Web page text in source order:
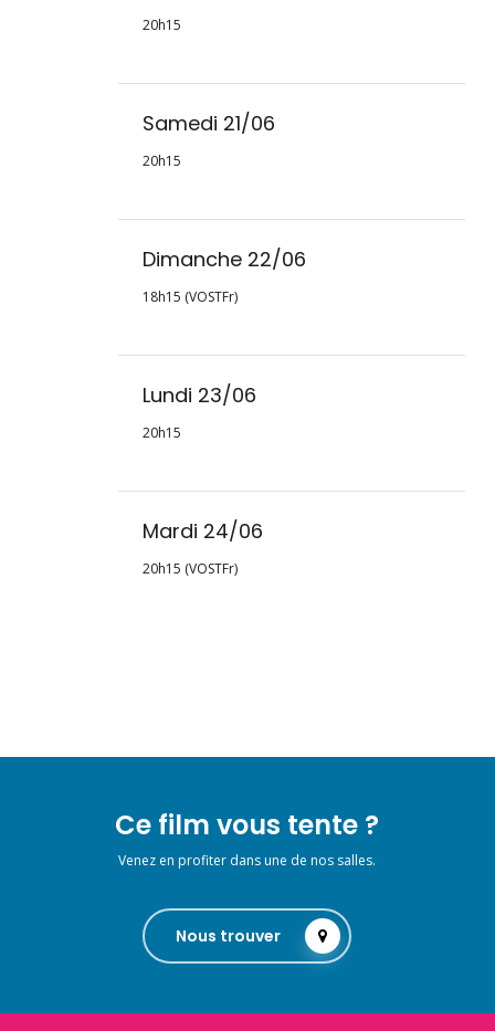
20h15
Samedi 21/06
20h15
Dimanche 22/06
18h15 (VOSTFr)
Lundi 23/06
20h15
Mardi 24/06
20h15 (VOSTFr)
Ce film vous tente ?
Venez en profiter dans une de nos salles.
Nous trouver